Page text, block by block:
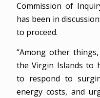
Commission of
has been in
to proceed.
“Among other
the Virgin Islands to
to respond to
energy costs, and